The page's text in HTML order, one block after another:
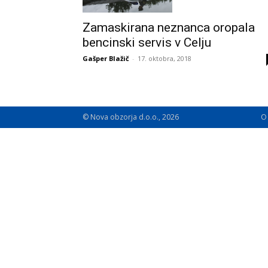
Zamaskirana neznanca oropala
bencinski servis v Celju
Gašper Blažič - 17. oktobra, 2018
© Nova obzorja d.o.o., 2026